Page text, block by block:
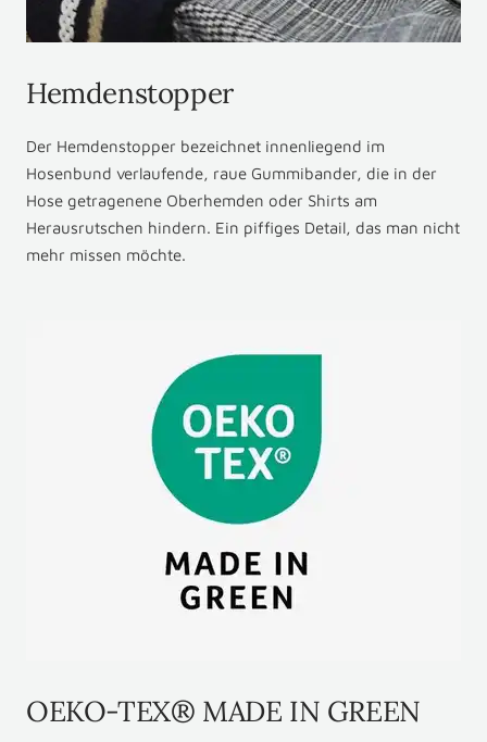
Hemdenstopper
Der Hemdenstopper bezeichnet innenliegend im
Hosenbund verlaufende, raue Gummibander, die in der
Hose getragenene Oberhemden oder Shirts am
Herausrutschen hindern. Ein piffiges Detail, das man nicht
mehr missen möchte.
OEKO-TEX® MADE IN GREEN